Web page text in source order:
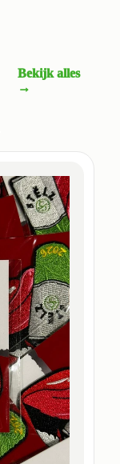
Bekijk alles
→